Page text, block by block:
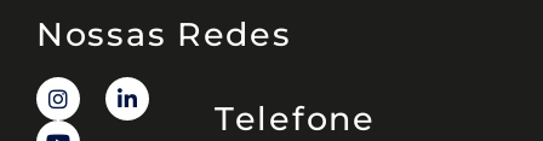
Nossas Redes
Telefone